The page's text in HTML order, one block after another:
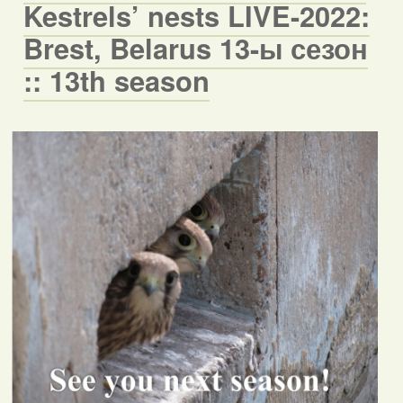
Kestrels’ nests LIVE-2022:
Brest, Belarus 13-ы сезон
:: 13th season